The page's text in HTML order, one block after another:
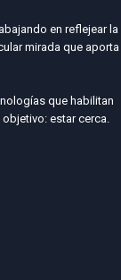
en reflejear la
mirada que aporta
que habilitan
estar cerca.